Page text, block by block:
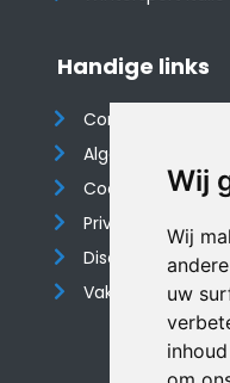
Wij
Wij
uw
Handige links
Contact
Algemene
Cookieverklaring
Privacyverklaring
Disclaimer
Vakantiehuis